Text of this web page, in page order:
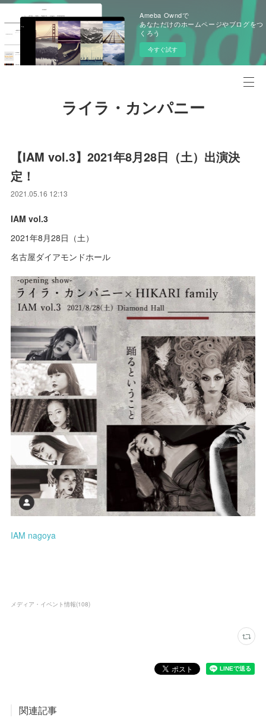
Ameba Owndで
あなただけのホームページやブログをつ
くろう
今すぐ試す
ライラ・カンパニー
【IAM vol.3】2021年8月28日（土）出演決
定！
2021.05.16 12:13
IAM vol.3
2021年8月28日（土）
名古屋ダイアモンドホール
IAM nagoya
メディア・イベント情報(108)
関連記事